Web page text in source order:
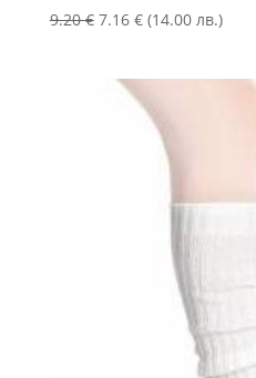
9.20€ Original
9.20 €.
7.16 €Текущата
(14.00 лв.)